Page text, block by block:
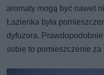
aromaty mogą być nawet
Łazienka była
dyfuzora.
sobie to pomieszczenie